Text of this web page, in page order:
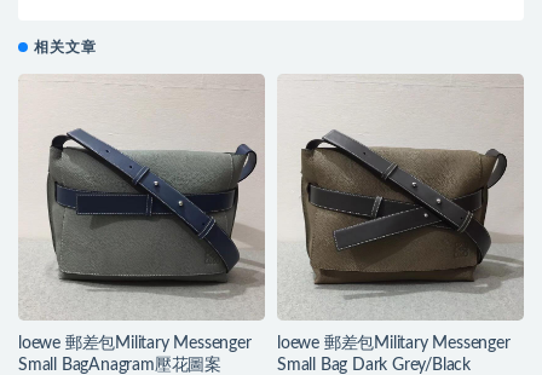
相关文章
loewe 郵差包Military Messenger
Small BagAnagram壓花圖案
loewe 郵差包Military Messenger
Small Bag Dark Grey/Black